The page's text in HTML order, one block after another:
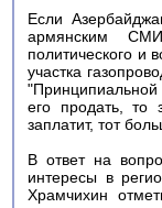
Если
армянским СМИ
политического и
участка
его продать,
заплатит, тот
В ответ на
интересы в
Храмчихин